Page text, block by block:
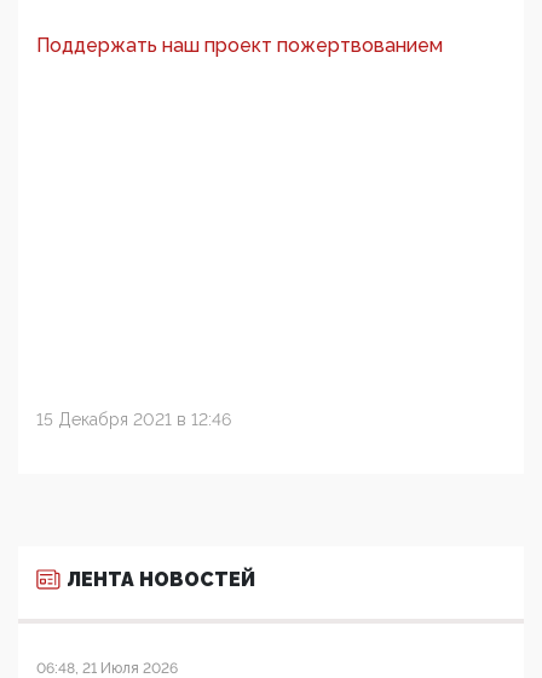
Поддержать наш проект пожертвованием
15 Декабря 2021 в 12:46
ЛЕНТА НОВОСТЕЙ
06:48, 21 Июля 2026